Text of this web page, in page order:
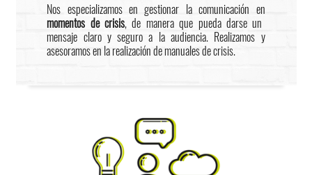
Nos especializamos en gestionar la comunicación en
momentos de crisis, de manera que pueda darse un
mensaje claro y seguro a la audiencia. Realizamos y
asesoramos en la realización de manuales de crisis.